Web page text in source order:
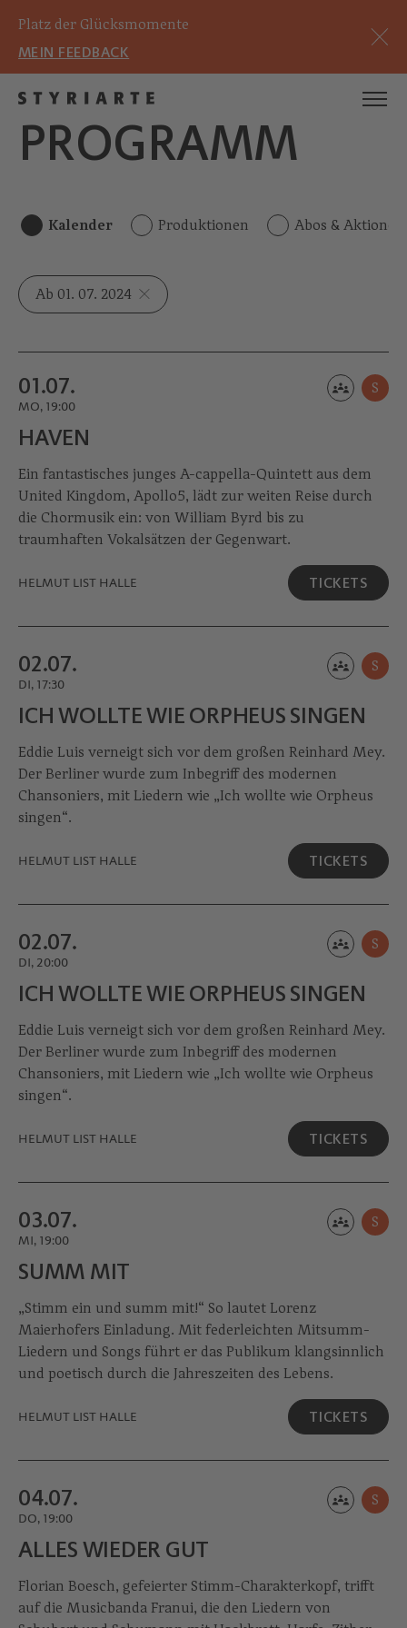
Platz der Glücksmomente
MEIN FEEDBACK
PROGRAMM
Kalender Produktionen Abos & Aktionen
Ab 01. 07. 2024
01.07.
MO, 19:00
S
HAVEN
Ein fantastisches junges A-cappella-Quintett aus dem
United Kingdom, Apollo5, lädt zur weiten Reise durch
die Chormusik ein: von William Byrd bis zu
traumhaften Vokalsätzen der Gegenwart.
HELMUT LIST HALLE TICKETS
02.07.
DI, 17:30
S
ICH WOLLTE WIE ORPHEUS SINGEN
Eddie Luis verneigt sich vor dem großen Reinhard Mey.
Der Berliner wurde zum Inbegriff des modernen
Chansoniers, mit Liedern wie „Ich wollte wie Orpheus
singen“.
HELMUT LIST HALLE TICKETS
02.07.
DI, 20:00
S
ICH WOLLTE WIE ORPHEUS SINGEN
Eddie Luis verneigt sich vor dem großen Reinhard Mey.
Der Berliner wurde zum Inbegriff des modernen
Chansoniers, mit Liedern wie „Ich wollte wie Orpheus
singen“.
HELMUT LIST HALLE TICKETS
03.07.
MI, 19:00
S
SUMM MIT
„Stimm ein und summ mit!“ So lautet Lorenz
Maierhofers Einladung. Mit federleichten Mitsumm-
Liedern und Songs führt er das Publikum klangsinnlich
und poetisch durch die Jahreszeiten des Lebens.
HELMUT LIST HALLE TICKETS
04.07.
DO, 19:00
S
ALLES WIEDER GUT
Florian Boesch, gefeierter Stimm-Charakterkopf, trifft
auf die Musicbanda Franui, die den Liedern von